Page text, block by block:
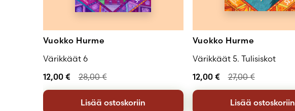
Vuokko Hurme
Värikkäät 6
12,00 € 28,00€
Lisää ostoskoriin
Vuokko Hurme
Värikkäät 5. Tulisiskot
12,00 € 27,00€
Lisää ostoskoriin